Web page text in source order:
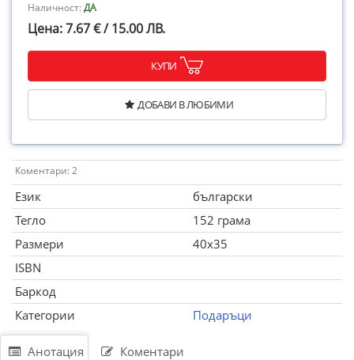
Наличност:ДА
Цена: 7.67 € / 15.00 ЛВ.
КУПИ
ДОБАВИ В ЛЮБИМИ
Коментари: 2
Език
български
Тегло
152 грама
Размери
40x35
ISBN
Баркод
Категории
Подаръци
Анотация Коментари